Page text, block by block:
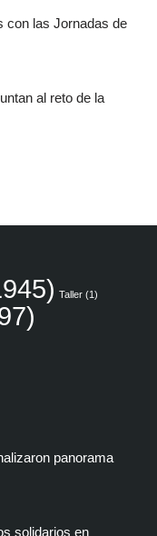
con las Jornadas de
al reto de la
Taller (1)
panorama
solidarios en